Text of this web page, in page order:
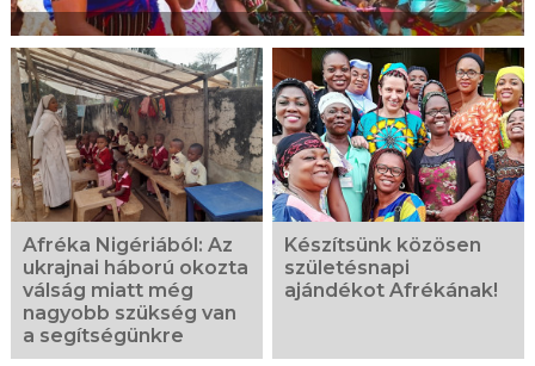
Afréka Nigériából: Az
ukrajnai háború okozta
válság miatt még
nagyobb szükség van
a segítségünkre
Készítsünk közösen
születésnapi
ajándékot Afrékának!